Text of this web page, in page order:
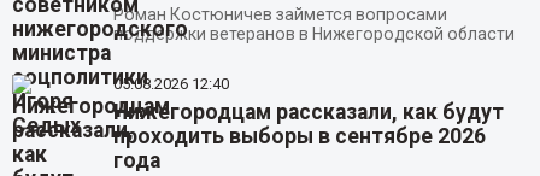
Роман Костюничев займется вопросами
поддержки ветеранов в Нижегородской области
05.08.2026 12:40
Нижегородцам рассказали, как будут
проходить выборы в сентябре 2026
года